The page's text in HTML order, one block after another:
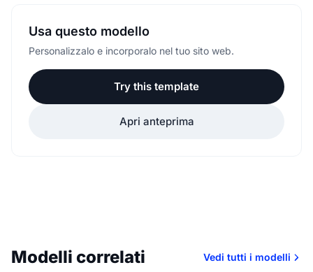
Usa questo modello
Personalizzalo e incorporalo nel tuo sito web.
Try this template
Apri anteprima
Modelli correlati Vedi tutti i modelli